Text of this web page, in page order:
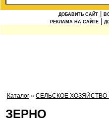
ДОБАВИТЬ САЙТ
РЕКЛАМА НА САЙТЕ
Каталог » СЕЛЬСКОЕ ХОЗЯЙСТВО
ЗЕРНО